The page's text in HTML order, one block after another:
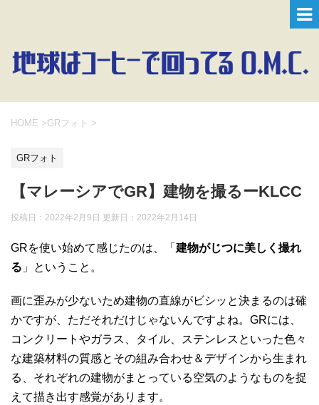
HOME >GRフォト >
GRフォト
【マレーシアでGR】建物を撮るーKLCC
投稿日：2022年2月9日 更新日： 2022年2月14日
GRを使い始めて感じたのは、「 建物がじつに美しく撮れ
る 」ということ。
画に歪みが少ないため建物の直線がビシッと決まるのは確
かですが、ただそれだけじゃないんですよね。GRには、
コンクリートやガラス、タイル、ステンレスといった色々
な建築材料の質感とその組み合わせ＆デザインから生まれ
る、それぞれの建物がまとっている空気のようなものを捉
えて描き出す感覚があります。